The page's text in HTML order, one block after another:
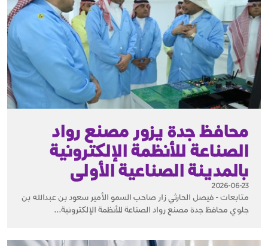
محافظ جدة يزور مصنع رواد
الصناعة للأنظمة الإلكترونية
بالمدينة الصناعية الأولى
2026-06-23
متابعات - فيصل الحارثي زار صاحب السمو الأمير سعود بن عبدالله بن
جلوي محافظ جدة مصنع رواد الصناعة للأنظمة الإلكترونية...